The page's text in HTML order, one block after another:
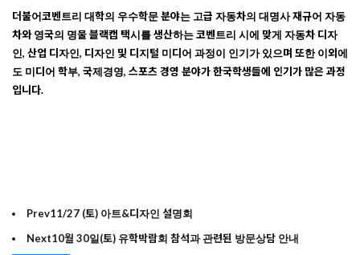
더불어코벤트리 대학의 우수학문분야는 고급 자동차의 대명사재규어 자동
차와 영국의 명물블랙캡 택시를생산하는코벤트리 시에 맞게 자동차 디자
인, 산업 디자인, 디자인 및 디지털 미디어 과정이 인기가 있으며 또한 이외에
도 미디어 학부, 국제경영, 스포츠 경영 분야가한국학생들에 인기가 많은 과정
입니다.
Prev11/27 (토) 아트&디자인 설명회
Next10월 30일(토) 유학박람회 참석과 관련된 방문상담 안내